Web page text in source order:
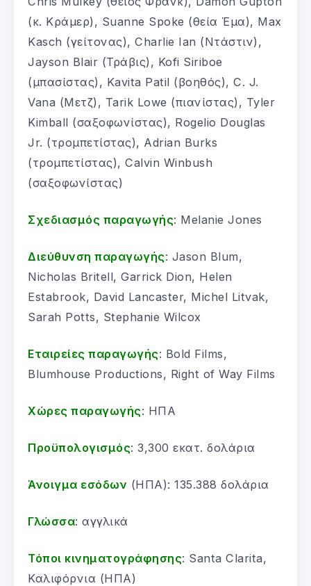
(κ. Κράμερ), Suanne Spoke (θεία Έμα), Max
Kasch (γείτονας), Charlie Ian (Ντάστιν),
Jayson Blair (Τράβις), Kofi Siriboe
(μπασίστας), Kavita Patil (βοηθός), C. J.
Vana (Μετζ), Tarik Lowe (πιανίστας), Tyler
Kimball (σαξοφωνίστας), Rogelio Douglas
Jr. (τρομπετίστας), Adrian Burks
(τρομπετίστας), Calvin Winbush
(σαξοφωνίστας)
Σχεδιασμός παραγωγής: Melanie Jones
Διεύθυνση παραγωγής: Jason Blum,
Nicholas Britell, Garrick Dion, Helen
Estabrook, David Lancaster, Michel Litvak,
Sarah Potts, Stephanie Wilcox
Εταιρείες παραγωγής: Bold Films,
Blumhouse Productions, Right of Way Films
Χώρες παραγωγής: ΗΠΑ
Προϋπολογισμός: 3,300 εκατ. δολάρια
Άνοιγμα εσόδων (ΗΠΑ): 135.388 δολάρια
Γλώσσα: αγγλικά
Τόποι κινηματογράφησης: Santa Clarita,
Καλιφόρνια (ΗΠΑ)